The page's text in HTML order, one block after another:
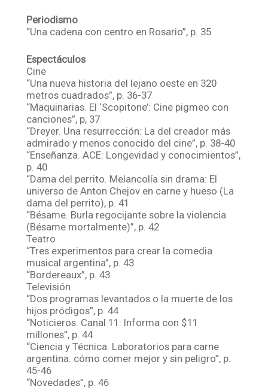
Periodismo
“Una cadena con centro en Rosario”, p. 35
Espectáculos
Cine
“Una nueva historia del lejano oeste en 320
metros cuadrados”, p. 36-37
“Maquinarias. El ‘Scopitone’: Cine pigmeo con
canciones”, p, 37
“Dreyer. Una resurrección: La del creador más
admirado y menos conocido del cine”, p. 38-40
“Enseñanza. ACE: Longevidad y conocimientos”,
p. 40
“Dama del perrito. Melancolía sin drama: El
universo de Anton Chejov en carne y hueso (La
dama del perrito), p. 41
“Bésame. Burla regocijante sobre la violencia
(Bésame mortalmente)”, p. 42
Teatro
“Tres experimentos para crear la comedia
musical argentina”, p. 43
“Bordereaux”, p. 43
Televisión
“Dos programas levantados o la muerte de los
hijos pródigos”, p. 44
“Noticieros. Canal 11: Informa con $11
millones”, p. 44
“Ciencia y Técnica. Laboratorios para carne
argentina: cómo comer mejor y sin peligro”, p.
45-46
“Novedades”, p. 46